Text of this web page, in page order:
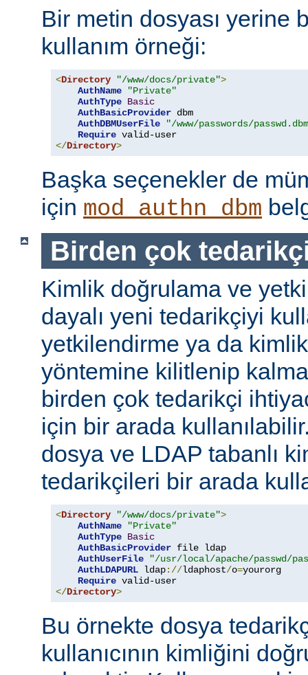
Bir metin dosyası yerine
kullanım örneği:
<Directory "/www/docs/private">
AuthName
"Private"
AuthType Basic
AuthBasicProvider dbm
AuthDBMUserFile
"/www/passwords/
Require
</Directory>
Başka seçenekler de
için mod_authn_dbm
Birden çok
Kimlik doğrulama ve
dayalı yeni tedarikçiyi
yetkilendirme ya da
yöntemine kilitlenip
birden çok tedarikçi
için bir arada
dosya ve LDAP tabanlı
tedarikçileri bir arada
<Directory "/www/docs/private">
AuthName
"Private"
AuthType Basic
AuthBasicProvider file ldap
AuthUserFile
"/usr/local/apache/passwd/
AuthLDAPURL ldap://ldaphost/o=yourorg
Require
</Directory>
Bu örnekte dosya
kullanıcının kimliğini